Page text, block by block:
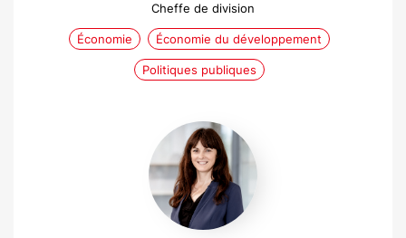
Cheffe de division
Économie Économie du développement
Politiques publiques
Urszula
Szczerbowicz